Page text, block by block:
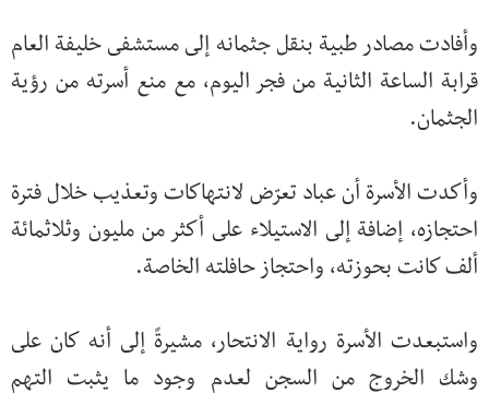
وأفادت مصادر طبية بنقل جثمانه إلى مستشفى خليفة العام
قرابة الساعة الثانية من فجر اليوم، مع منع أسرته من رؤية
الجثمان.
وأكدت الأسرة أن عباد تعرّض لانتهاكات وتعذيب خلال فترة
احتجازه، إضافة إلى الاستيلاء على أكثر من مليون وثلاثمائة
ألف كانت بحوزته، واحتجاز حافلته الخاصة.
واستبعدت الأسرة رواية الانتحار، مشيرةً إلى أنه كان على
وشك الخروج من السجن لعدم وجود ما يثبت التهم